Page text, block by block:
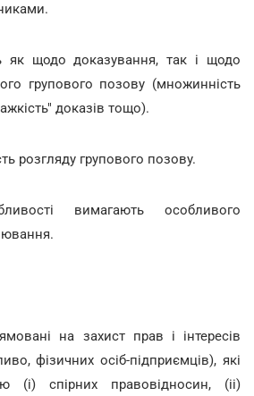
як щодо доказування, так і щодо
групового позову (множинність
доказів тощо).
розгляду групового позову.
вимагають особливого
на захист прав і інтересів
фізичних осіб-підприємців), які
(і) спірних правовідносин, (іі)